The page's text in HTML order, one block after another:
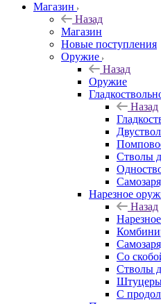
Магазин
Назад
Магазин
Новые поступления
Оружие
Назад
Оружие
Назад
Стволы
Нарезное
Назад
Со
Стволы
С